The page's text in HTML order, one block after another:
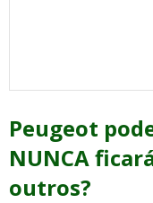
Peugeot
NUNCA
outros?